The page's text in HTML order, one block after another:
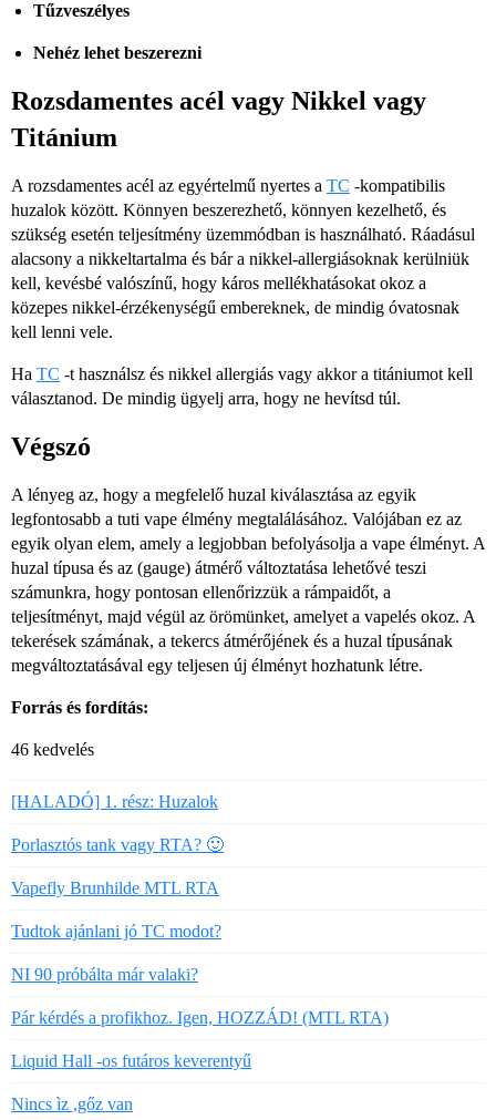
Tűzveszélyes
Nehéz lehet beszerezni
Rozsdamentes acél vagy Nikkel vagy
Titánium
A rozsdamentes acél az egyértelmű nyertes a TC -kompatibilis
huzalok között. Könnyen beszerezhető, könnyen kezelhető, és
szükség esetén teljesítmény üzemmódban is használható. Ráadásul
alacsony a nikkeltartalma és bár a nikkel-allergiásoknak kerülniük
kell, kevésbé valószínű, hogy káros mellékhatásokat okoz a
közepes nikkel-érzékenységű embereknek, de mindig óvatosnak
kell lenni vele.
Ha TC -t használsz és nikkel allergiás vagy akkor a titániumot kell
választanod. De mindig ügyelj arra, hogy ne hevítsd túl.
Végszó
A lényeg az, hogy a megfelelő huzal kiválasztása az egyik
legfontosabb a tuti vape élmény megtalálásához. Valójában ez az
egyik olyan elem, amely a legjobban befolyásolja a vape élményt. A
huzal típusa és az (gauge) átmérő változtatása lehetővé teszi
számunkra, hogy pontosan ellenőrizzük a rámpaidőt, a
teljesítményt, majd végül az örömünket, amelyet a vapelés okoz. A
tekerések számának, a tekercs átmérőjének és a huzal típusának
megváltoztatásával egy teljesen új élményt hozhatunk létre.
Forrás és fordítás:
46 kedvelés
[HALADÓ] 1. rész: Huzalok
Porlasztós tank vagy RTA? 🙂
Vapefly Brunhilde MTL RTA
Tudtok ajánlani jó TC modot?
NI 90 próbálta már valaki?
Pár kérdés a profikhoz. Igen, HOZZÁD! (MTL RTA)
Liquid Hall -os futáros keverentyű
Nincs ìz ,gőz van